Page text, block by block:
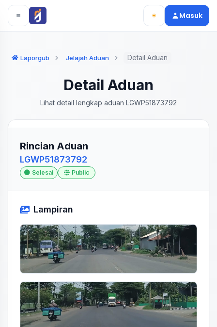
Langsung ke konten utama
Langsung ke navigasi
Masuk
Laporgub Jelajah Aduan Detail Aduan
Detail Aduan
Lihat detail lengkap aduan LGWP51873792
Rincian Aduan
LGWP51873792
Selesai Public
Lampiran